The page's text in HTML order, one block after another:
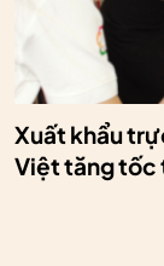
Xuất khẩu
Việt tăng tốc